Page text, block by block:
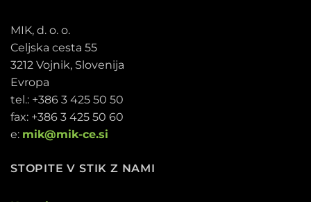
MIK, d. o. o.
Celjska cesta 55
3212 Vojnik, Slovenija
Evropa
tel.: +386 3 425 50 50
fax: +386 3 425 50 60
e: mik@mik-ce.si
STOPITE V STIK Z NAMI